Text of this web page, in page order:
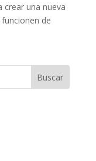
crear una nueva
de